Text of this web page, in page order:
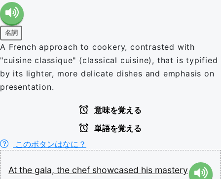
名詞
A French approach to cookery, contrasted with
"cuisine classique" (classical cuisine), that is typified
by its lighter, more delicate dishes and emphasis on
presentation.
意味を覚える
単語を覚える
このボタンはなに？
At the gala, the chef showcased his mastery